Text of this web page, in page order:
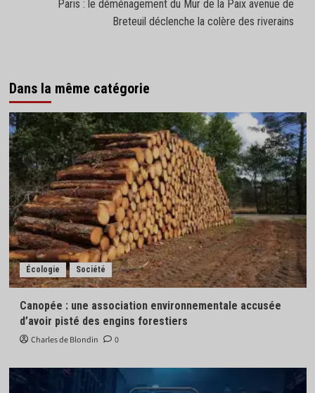
Paris : le déménagement du Mur de la Paix avenue de
Breteuil déclenche la colère des riverains
Dans la même catégorie
Écologie Société
Canopée : une association environnementale accusée
d’avoir pisté des engins forestiers
Charles de Blondin 0